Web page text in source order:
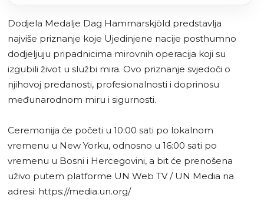
Dodjela Medalje Dag Hammarskjöld predstavlja
najviše priznanje koje Ujedinjene nacije posthumno
dodjeljuju pripadnicima mirovnih operacija koji su
izgubili život u službi mira. Ovo priznanje svjedoči o
njihovoj predanosti, profesionalnosti i doprinosu
međunarodnom miru i sigurnosti.
Ceremonija će početi u 10:00 sati po lokalnom
vremenu u New Yorku, odnosno u 16:00 sati po
vremenu u Bosni i Hercegovini, a bit će prenošena
uživo putem platforme UN Web TV / UN Media na
adresi: https://media.un.org/